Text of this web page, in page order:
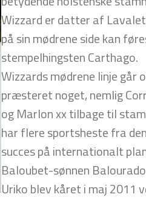
Wizzard er datter af
på sin mødrene side kan
stempelhingsten Carthago.
Wizzards mødrene linje går
præsteret noget, nemlig
og Marlon xx tilbage til
har flere sportsheste fra
succes på internationalt
Baloubet-sønnen
Uriko blev kåret i maj 2011